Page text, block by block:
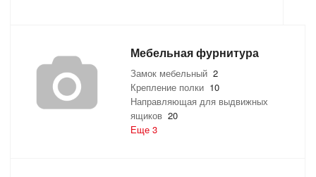
Мебельная фурнитура
Замок мебельный 2
Крепление полки 10
Направляющая для выдвижных
ящиков 20
Еще 3